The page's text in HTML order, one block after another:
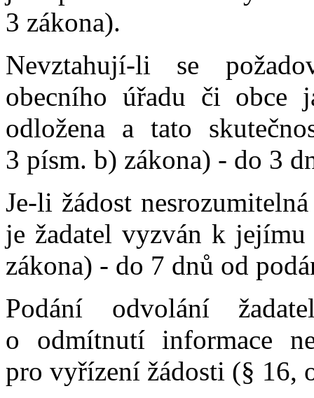
3 zákona).
Nevztahují-li se
obecního úřadu či obce
odložena a tato
3 písm. b) zákona) - do 3
Je-li žádost
je žadatel vyzván k
zákona) - do 7 dnů od
Podání odvolání
o odmítnutí informace
pro vyřízení žádosti (§ 16,